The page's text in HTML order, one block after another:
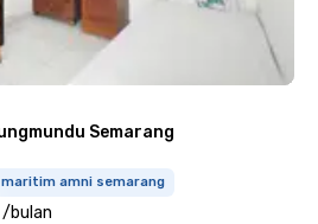
Semarang
amni semarang
/bulan